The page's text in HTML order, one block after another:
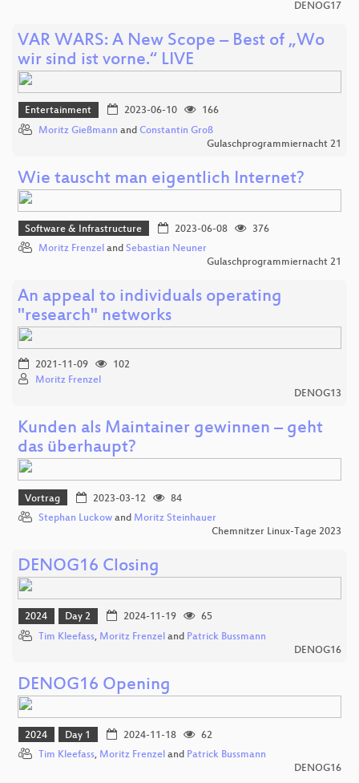
DENOG17
VAR WARS: A New Scope – Best of „Wo
wir sind ist vorne.“ LIVE
Entertainment 2023-06-10
166
Moritz Gießmann and Constantin Groß
Gulaschprogrammiernacht 21
Wie tauscht man eigentlich Internet?
Software & Infrastructure 2023-06-08
376
Moritz Frenzel and Sebastian Neuner
Gulaschprogrammiernacht 21
An appeal to individuals operating
"research" networks
2021-11-09
102
Moritz Frenzel
DENOG13
Kunden als Maintainer gewinnen – geht
das überhaupt?
Vortrag 2023-03-12
84
Stephan Luckow and Moritz Steinhauer
Chemnitzer Linux-Tage 2023
DENOG16 Closing
2024 Day 2 2024-11-19
65
Tim Kleefass, Moritz Frenzel and Patrick Bussmann
DENOG16
DENOG16 Opening
2024 Day 1 2024-11-18
62
Tim Kleefass, Moritz Frenzel and Patrick Bussmann
DENOG16